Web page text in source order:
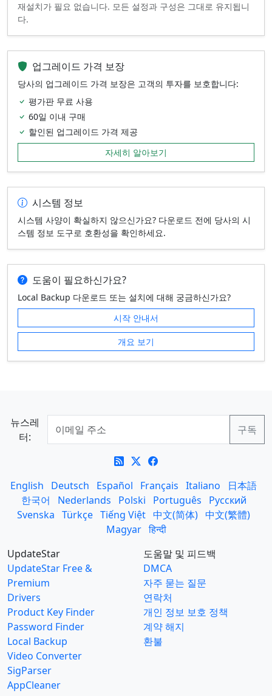
재설치가 필요 없습니다. 모든 설정과 구성은 그대로 유지됩니
다.
업그레이드 가격 보장
당사의 업그레이드 가격 보장은 고객의 투자를 보호합니다:
평가판 무료 사용
60일 이내 구매
할인된 업그레이드 가격 제공
자세히 알아보기
시스템 정보
시스템 사양이 확실하지 않으신가요? 다운로드 전에 당사의 시
스템 정보 도구로 호환성을 확인하세요.
도움이 필요하신가요?
Local Backup 다운로드 또는 설치에 대해 궁금하신가요?
시작 안내서
개요 보기
뉴스레
터:
English Deutsch Español Français Italiano
日本語
한국어
Nederlands Polski Português
Русский
Svenska Türkçe Tiếng Việt 中文(简体) 中文(繁體)
Magyar हिन्दी
UpdateStar
UpdateStar Free &
Premium
Drivers
Product Key Finder
Password Finder
Local Backup
Video Converter
SigParser
AppCleaner
도움말 및 피드백
DMCA
자주 묻는 질문
연락처
개인 정보 보호 정책
계약 해지
환불